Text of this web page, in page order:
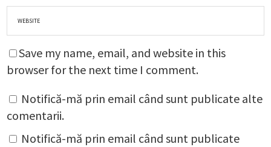
Save my name, email, and website in this
browser for the next time I comment.
Notifică-mă prin email când sunt publicate alte
comentarii.
Notifică-mă prin email când sunt publicate